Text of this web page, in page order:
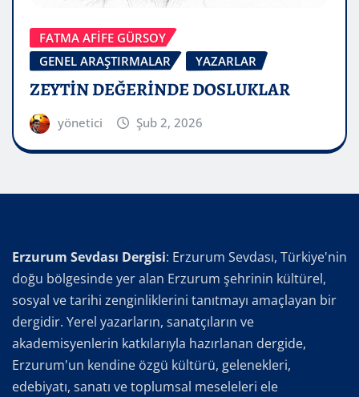
FATMA AFİFE GÜRSOY
GENEL ARAŞTIRMALAR
YAZARLAR
ZEYTİN DEĞERİNDE DOSLUKLAR
yönetici Şub 2, 2026
Erzurum Sevdası Dergisi: Erzurum Sevdası, Türkiye'nin
doğu bölgesinde yer alan Erzurum şehrinin kültürel,
sosyal ve tarihi zenginliklerini tanıtmayı amaçlayan bir
dergidir. Yerel yazarların, sanatçıların ve
akademisyenlerin katkılarıyla hazırlanan dergide,
Erzurum'un kendine özgü kültürü, gelenekleri,
edebiyatı, sanatı ve toplumsal meseleleri ele